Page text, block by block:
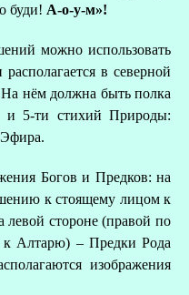
буди! А-о-у-м»!
можно использовать
в северной
нём должна быть полка
5-ти стихий Природы:
Богов и Предков: на
к стоящему лицом к
стороне (правой по
Алтарю) – Предки Рода
изображения